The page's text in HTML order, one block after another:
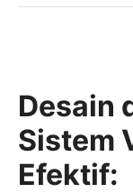
Desain
Sistem
Efektif: